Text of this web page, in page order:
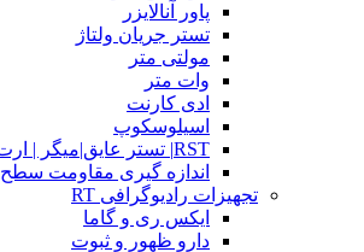
پاور آنالایزر
تستر جریان ولتاژ
مولتی متر
وات متر
ادی کارنت
اسیلوسکوپ
RST| تستر عایق|میگر | ارت سنج
اندازه گیری مقاومت سطح
تجهیزات رادیوگرافی RT
ایکس ری و گاما
دارو ظهور و ثبوت